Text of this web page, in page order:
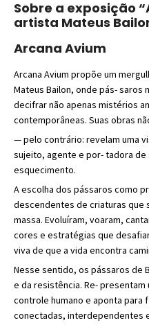
Sobre a exposição
artista Mateus
Arcana Avium
Arcana Avium propõe um
Mateus Bailon, onde pás- saros
decifrar não apenas mistérios
contemporâneas. Suas obras
— pelo contrário: revelam uma
sujeito, agente e por- tadora
esquecimento.
A escolha dos pássaros como
descendentes de criaturas que
massa. Evoluíram, voaram,
cores e estratégias que
viva de que a vida encontra
Nesse sentido, os pássaros de
e da resistência. Re-
controle humano e aponta para
conectadas, interdependentes